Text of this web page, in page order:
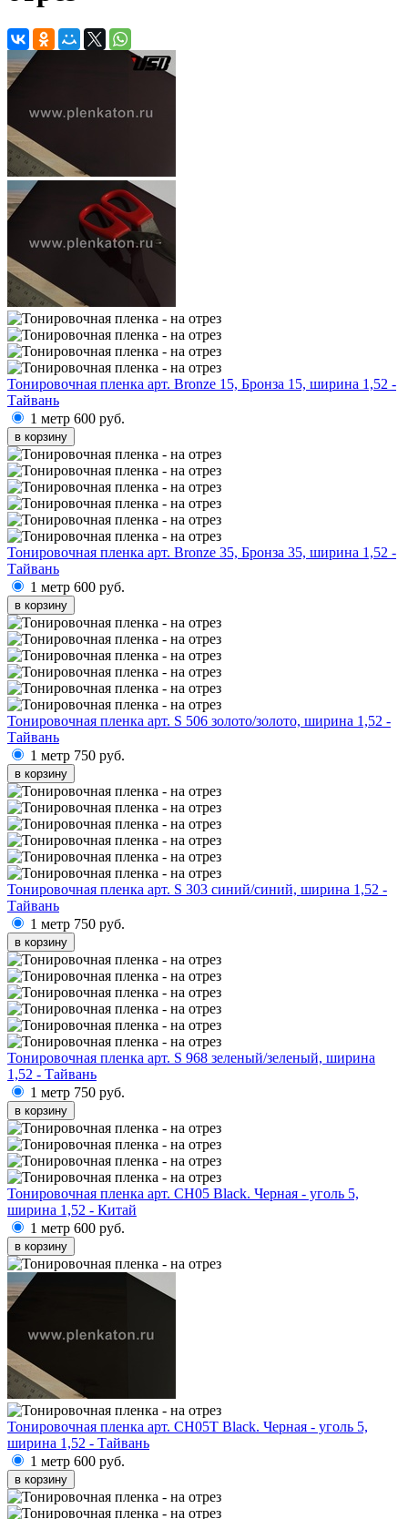
Тонировочная пленка арт. Bronze 15, Бронза 15, ширина 1,52 -
Тайвань
1 метр 600 руб.
в корзину
Тонировочная пленка арт. Bronze 35, Бронза 35, ширина 1,52 -
Тайвань
1 метр 600 руб.
в корзину
Тонировочная пленка арт. S 506 золото/золото, ширина 1,52 -
Тайвань
1 метр 750 руб.
в корзину
Тонировочная пленка арт. S 303 синий/синий, ширина 1,52 -
Тайвань
1 метр 750 руб.
в корзину
Тонировочная пленка арт. S 968 зеленый/зеленый, ширина
1,52 - Тайвань
1 метр 750 руб.
в корзину
Тонировочная пленка арт. CH05 Black. Черная - уголь 5,
ширина 1,52 - Китай
1 метр 600 руб.
в корзину
Тонировочная пленка арт. CH05T Black. Черная - уголь 5,
ширина 1,52 - Тайвань
1 метр 600 руб.
в корзину